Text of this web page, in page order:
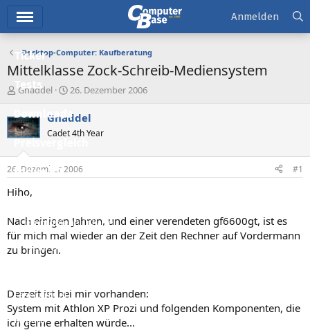
Ticker
Tests
Downloads
Preisvergleich
Forum
Aktuelles
Empfohlene Inhalte
Neue Beiträge
Leserartikel
Regeln
Anmelden
Desktop-Computer: Kaufberatung
Mittelklasse Zock-Schreib-Mediensystem
E
s
t
e
e
r
Gnaddel
E
s
e
l
t
26. Dezember 2006
Gnaddel
Cadet 4th Year
26. Dezember 2006 #1
Hiho,
Nach einigen Jahren, und einer verendeten gf6600gt, ist es
für mich mal wieder an der Zeit den Rechner auf Vordermann
zu bringen.
Derzeit ist bei mir vorhanden:
System mit Athlon XP Prozi und folgenden Komponenten, die
ich gerne erhalten würde...